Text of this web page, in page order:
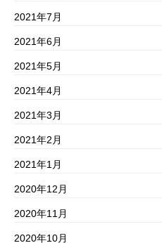
2021年7月
2021年6月
2021年5月
2021年4月
2021年3月
2021年2月
2021年1月
2020年12月
2020年11月
2020年10月